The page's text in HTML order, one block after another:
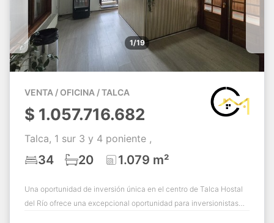
1/19
VENTA / OFICINA / TALCA
$ 1.057.716.682
Talca, 1 sur 3 y 4 poniente ,
34 20 1.079 m²
Una oportunidad de inversión única en el centro de Talca Hostal
del Río ofrece una excepcional oportunidad para inversionistas